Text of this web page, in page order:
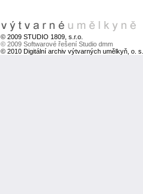
© 2009 STUDIO 1809, s.r.o.
© 2009 Softwarové řešení Studio dmm
© 2010 Digitální archiv výtvarných umělkyň, o. s.